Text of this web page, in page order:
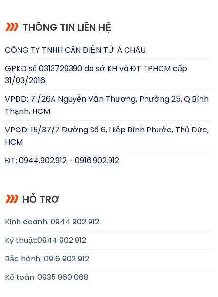
THÔNG TIN LIÊN HỆ
CÔNG TY TNHH CÂN ĐIỆN TỬ Á CHÂU
GPKD số 0313729390 do sở KH và ĐT TPHCM cấp
31/03/2016
VPĐD: 71/26A Nguyễn Văn Thương, Phường 25, Q.Bình
Thạnh, HCM
VPGD: 15/37/7 Đường Số 6, Hiệp Bình Phước, Thủ Đức,
HCM
ĐT: 0944.902.912 - 0916.902.912
HỖ TRỢ
Kinh doanh: 0944 902 912
Kỷ thuật:0944 902 912
Bảo hành: 0916 902 912
Kế toán: 0935 960 068